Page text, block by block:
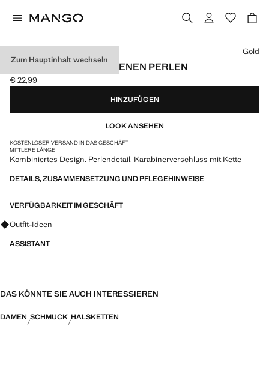
Zum Hauptinhalt wechseln
KETTE MIT VERSCHIEDENEN PERLEN
Aktueller Preis [€ 22,99 ]
€ 22,99
Wählen Sie eine Farbe
Gold
HINZUFÜGEN
LOOK ANSEHEN
KOSTENLOSER VERSAND IN DAS GESCHÄFT
MITTLERE LÄNGE
Kombiniertes Design. Perlendetail. Karabinerverschluss mit Kette
DETAILS, ZUSAMMENSETZUNG UND PFLEGEHINWEISE
VERFÜGBARKEIT IM GESCHÄFT
Fragen zu Looks, Kleidungsstücken und Trends
Outfit-Ideen
ASSISTANT
DAS KÖNNTE SIE AUCH INTERESSIEREN
DAMEN SCHMUCK HALSKETTEN